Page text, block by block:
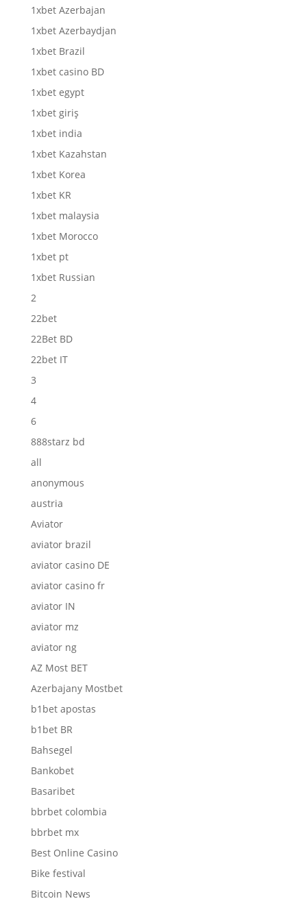
1xbet Azerbajan
1xbet Azerbaydjan
1xbet Brazil
1xbet casino BD
1xbet egypt
1xbet giriş
1xbet india
1xbet Kazahstan
1xbet Korea
1xbet KR
1xbet malaysia
1xbet Morocco
1xbet pt
1xbet Russian
2
22bet
22Bet BD
22bet IT
3
4
6
888starz bd
all
anonymous
austria
Aviator
aviator brazil
aviator casino DE
aviator casino fr
aviator IN
aviator mz
aviator ng
AZ Most BET
Azerbajany Mostbet
b1bet apostas
b1bet BR
Bahsegel
Bankobet
Basaribet
bbrbet colombia
bbrbet mx
Best Online Casino
Bike festival
Bitcoin News